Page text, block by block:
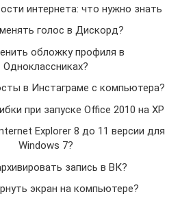
интернета: что нужно знать
голос в Дискорд?
обложку профиля в
Одноклассниках?
в Инстаграме с компьютера?
при запуске Office 2010 на XP
Explorer 8 до 11 версии для
Windows 7?
запись в ВК?
экран на компьютере?